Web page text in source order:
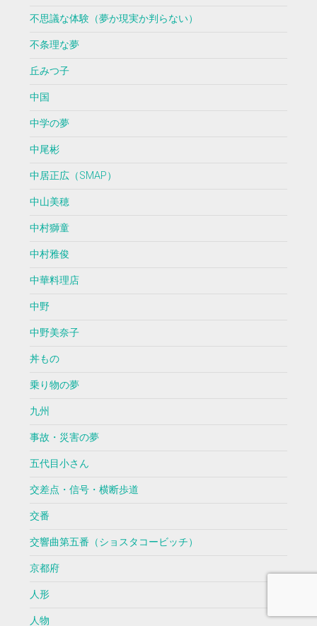
不思議な体験（夢か現実か判らない）
不条理な夢
丘みつ子
中国
中学の夢
中尾彬
中居正広（SMAP）
中山美穂
中村獅童
中村雅俊
中華料理店
中野
中野美奈子
丼もの
乗り物の夢
九州
事故・災害の夢
五代目小さん
交差点・信号・横断歩道
交番
交響曲第五番（ショスタコービッチ）
京都府
人形
人物